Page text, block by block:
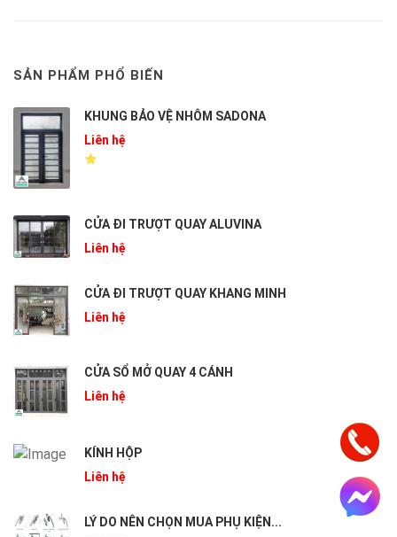
SẢN PHẨM PHỔ BIẾN
KHUNG BẢO VỆ NHÔM SADONA
Liên hệ
CỬA ĐI TRƯỢT QUAY ALUVINA
Liên hệ
CỬA ĐI TRƯỢT QUAY KHANG MINH
Liên hệ
CỬA SỔ MỞ QUAY 4 CÁNH
Liên hệ
KÍNH HỘP
Liên hệ
LÝ DO NÊN CHỌN MUA PHỤ KIỆN...